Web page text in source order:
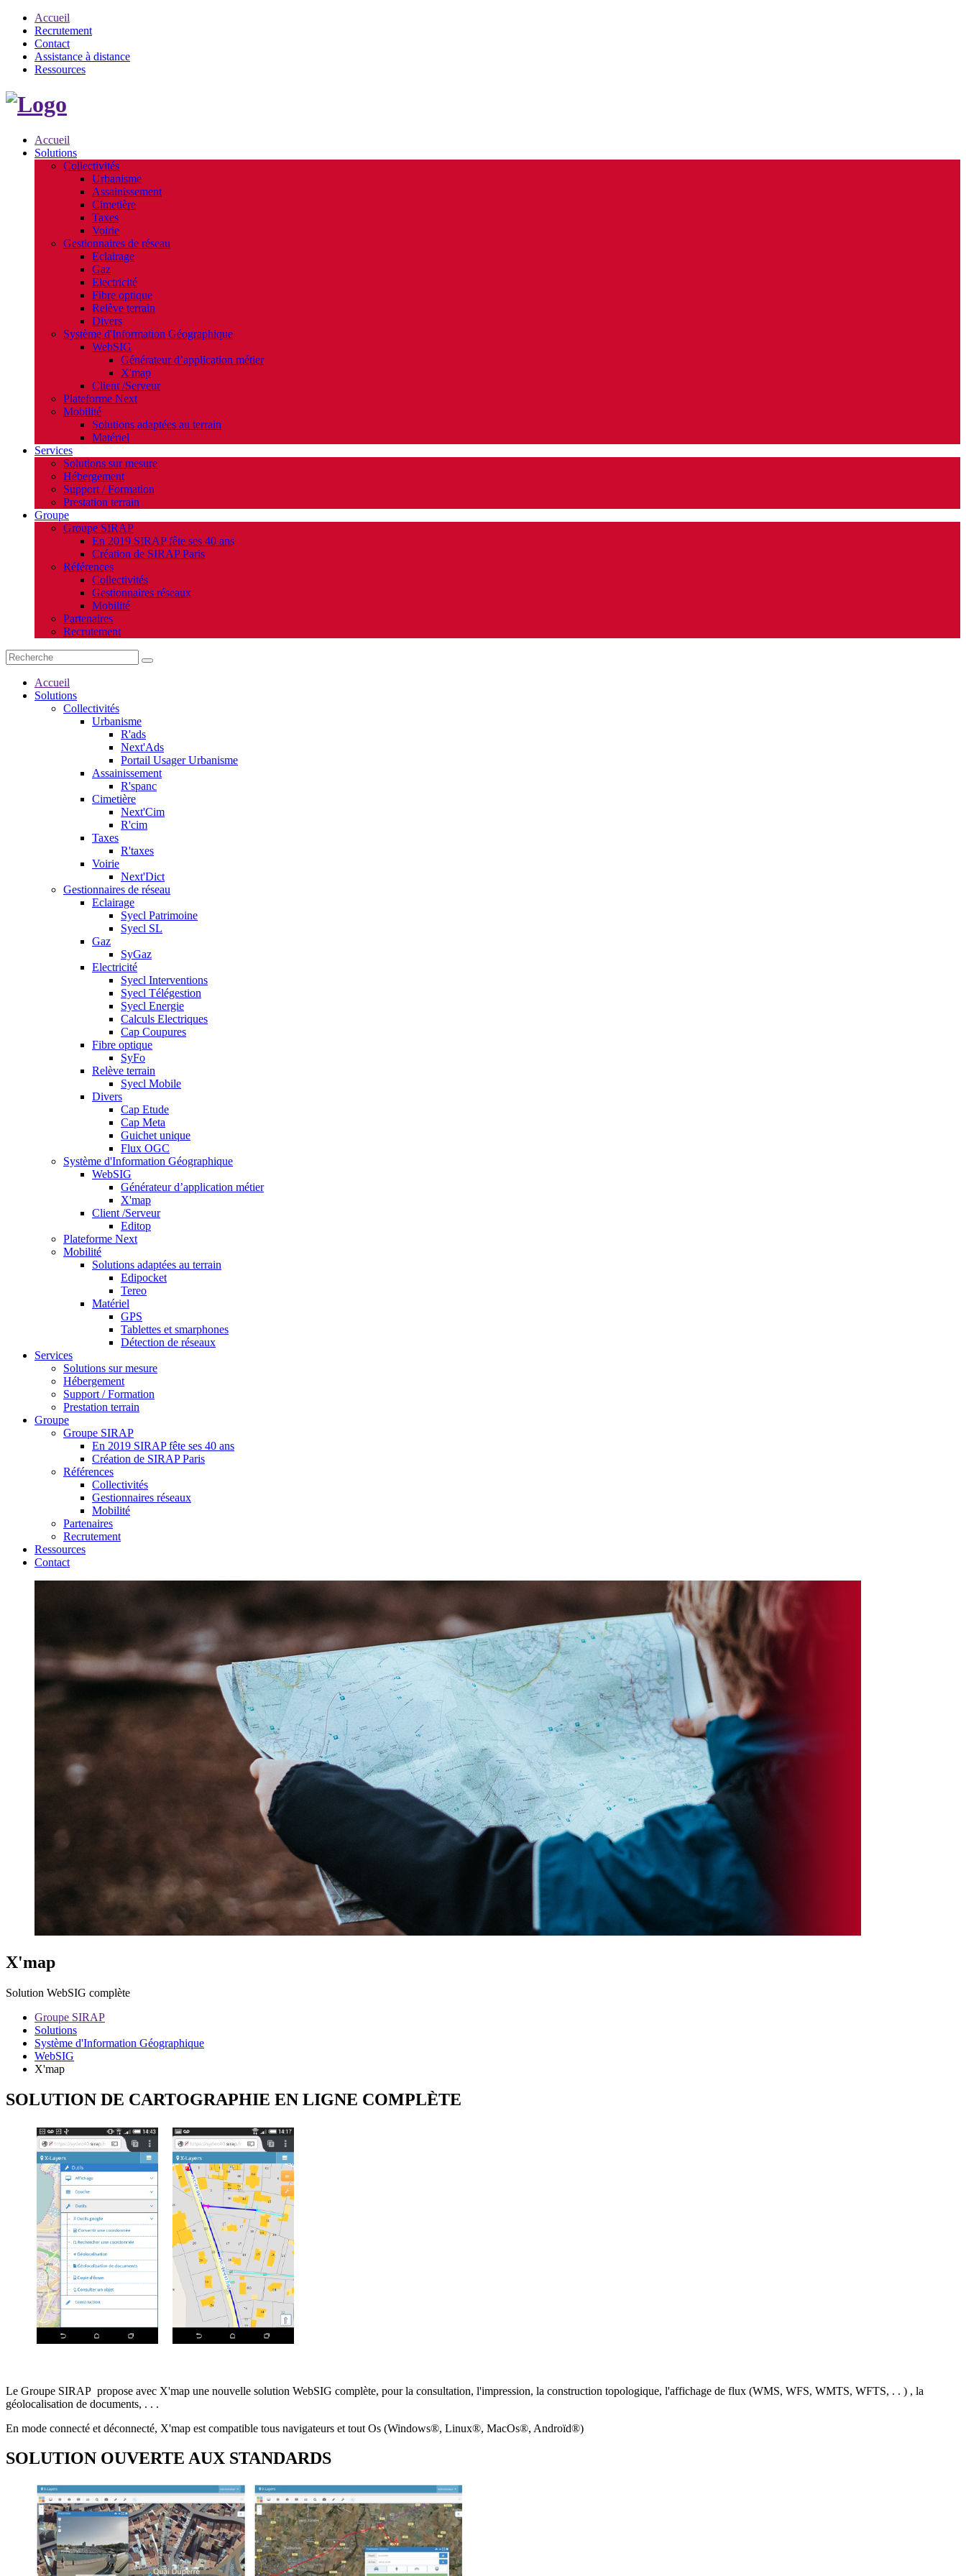
Accueil
Recrutement
Contact
Assistance à distance
Ressources
Accueil
Solutions
Collectivités
Urbanisme
Assainissement
Cimetière
Taxes
Voirie
Gestionnaires de réseau
Eclairage
Gaz
Electricité
Fibre optique
Relève terrain
Divers
Système d'Information Géographique
WebSIG
Générateur d’application métier
X'map
Client /Serveur
Plateforme Next
Mobilité
Solutions adaptées au terrain
Matériel
Services
Solutions sur mesure
Hébergement
Support / Formation
Prestation terrain
Groupe
Groupe SIRAP
En 2019 SIRAP fête ses 40 ans
Création de SIRAP Paris
Références
Collectivités
Gestionnaires réseaux
Mobilité
Partenaires
Recrutement
Accueil
Solutions
Collectivités
Urbanisme
R'ads
Next'Ads
Portail Usager Urbanisme
Assainissement
R'spanc
Cimetière
Next'Cim
R'cim
Taxes
R'taxes
Voirie
Next'Dict
Gestionnaires de réseau
Eclairage
Syecl Patrimoine
Syecl SL
Gaz
SyGaz
Electricité
Syecl Interventions
Syecl Télégestion
Syecl Energie
Calculs Electriques
Cap Coupures
Fibre optique
SyFo
Relève terrain
Syecl Mobile
Divers
Cap Etude
Cap Meta
Guichet unique
Flux OGC
Système d'Information Géographique
WebSIG
Générateur d’application métier
X'map
Client /Serveur
Editop
Plateforme Next
Mobilité
Solutions adaptées au terrain
Edipocket
Tereo
Matériel
GPS
Tablettes et smarphones
Détection de réseaux
Services
Solutions sur mesure
Hébergement
Support / Formation
Prestation terrain
Groupe
Groupe SIRAP
En 2019 SIRAP fête ses 40 ans
Création de SIRAP Paris
Références
Collectivités
Gestionnaires réseaux
Mobilité
Partenaires
Recrutement
Ressources
Contact
X'map
Solution WebSIG complète
Groupe SIRAP
Solutions
Système d'Information Géographique
WebSIG
X'map
SOLUTION DE CARTOGRAPHIE EN LIGNE COMPLÈTE
Le Groupe SIRAP propose avec X'map une nouvelle solution WebSIG complète, pour la consultation, l'impression, la construction topologique, l'affichage de flux (WMS, WFS, WMTS, WFTS, . . ) , la
géolocalisation de documents, . . .
En mode connecté et déconnecté, X'map est compatible tous navigateurs et tout Os (Windows®, Linux®, MacOs®, Androïd®)
SOLUTION OUVERTE AUX STANDARDS